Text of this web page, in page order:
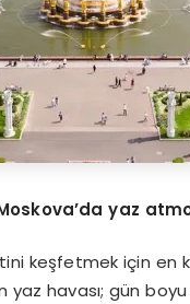
yaz
keşfetmek için
yaz havası; gün